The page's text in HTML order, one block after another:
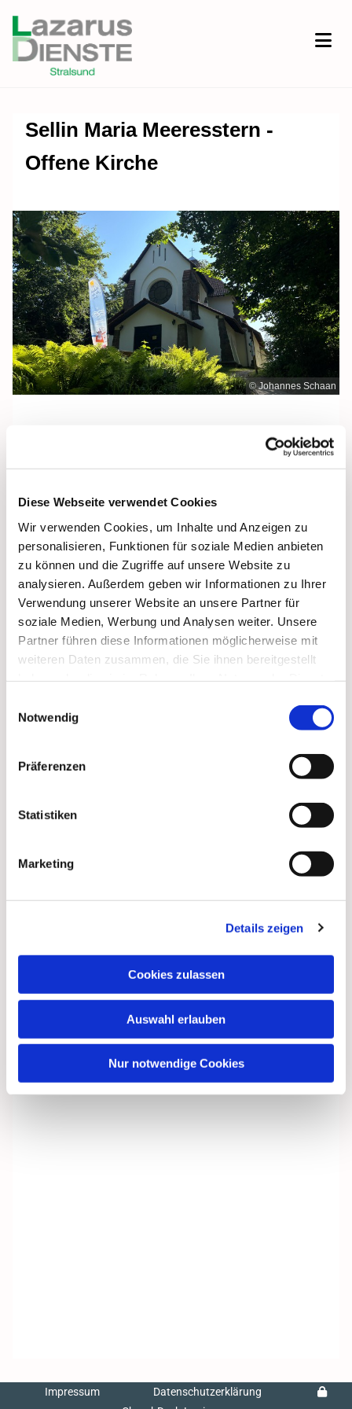
Diese Webseite verwendet Cookies
Wir verwenden Cookies, um Inhalte und Anzeigen zu
personalisieren, Funktionen für soziale Medien anbieten
zu können und die Zugriffe auf unsere Website zu
analysieren. Außerdem geben wir Informationen zu Ihrer
Verwendung unserer Website an unsere Partner für
soziale Medien, Werbung und Analysen weiter. Unsere
Partner führen diese Informationen möglicherweise mit
weiteren Daten zusammen, die Sie ihnen bereitgestellt
Notwendig
Präferenzen
Statistiken
Marketing
Details zeigen
Cookies zulassen
Auswahl erlauben
Nur notwendige Cookies
Sellin Maria Meeresstern -
Offene Kirche
© Johannes Schaan
Freitag, 2. Oktober 2026, 12:00 Uhr
Maria Meeresstern, Sellin, Hochufer /
Waldweg, 18586 Sellin
Dies könnte Sie auch
interessieren
Impressum
Datenschutzerklärung